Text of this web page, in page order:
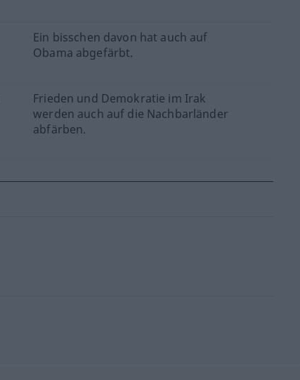
Ein bisschen davon hat auch auf
Obama abgefärbt.
Frieden und Demokratie im Irak
werden auch auf die Nachbarländer
abfärben.